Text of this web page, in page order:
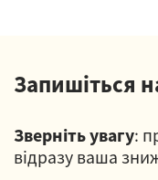
Запишіться
Зверніть увагу:
відразу ваша